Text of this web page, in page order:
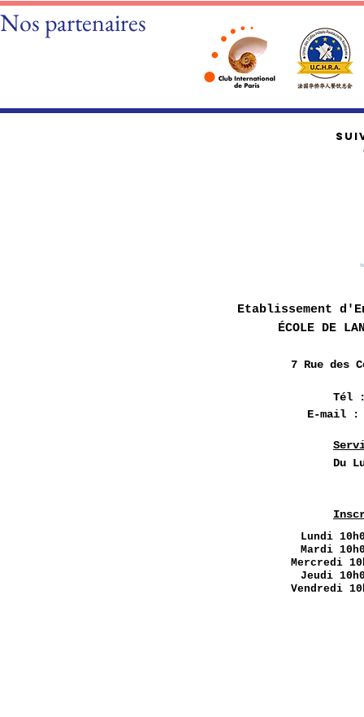
Nos partenaires
Etablissement
ÉCOLE DE
7 Rue des
Tél
E-mail
Du
Lundi
Mardi
Mercredi
Jeudi
Vendredi